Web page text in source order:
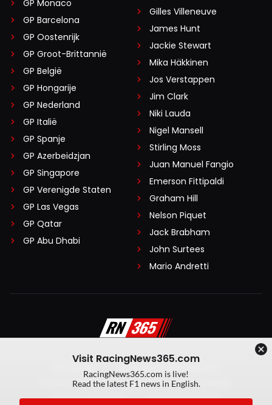
GP Monaco
GP Barcelona
GP Oostenrijk
GP Groot-Brittannië
GP België
GP Hongarije
GP Nederland
GP Italië
GP Spanje
GP Azerbeidzjan
GP Singapore
GP Verenigde Staten
GP Las Vegas
GP Qatar
GP Abu Dhabi
Gilles Villeneuve
James Hunt
Jackie Stewart
Mika Häkkinen
Jos Verstappen
Jim Clark
Niki Lauda
Nigel Mansell
Stirling Moss
Juan Manuel Fangio
Emerson Fittipaldi
Graham Hill
Nelson Piquet
Jack Brabham
John Surtees
Mario Andretti
Algemene voorwaarden
Privacy Policy
Created by On Your Marks
Privacy manager
Kansspeluitingen
Visit RacingNews365.com
RacingNews365.com is live!
Read the latest F1 news in English.